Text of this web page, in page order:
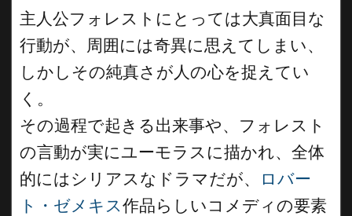
主人公フォレストにとっては大真面目な
行動が、周囲には奇異に思えてしまい、
しかしその純真さが人の心を捉えてい
く。
その過程で起きる出来事や、フォレスト
の言動が実にユーモラスに描かれ、全体
的にはシリアスなドラマだが、
ロバー
ト・ゼメキス作品らしいコメディの要素